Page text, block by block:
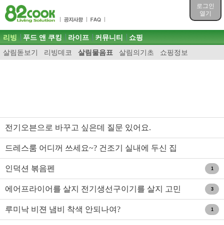
로그인
열기
목차
주메뉴 바로가기
컨텐츠 바로가기
검색 바로가기
로그인 바로가기
주메뉴
리빙
살림돋보기 리빙데코 살림물음표 살림의기초 쇼핑정보
푸드 앤 쿠킹 라이프 커뮤니티 쇼핑
전기오븐으로 바꾸고 싶은데 질문 있어요.
드레스룸 어디꺼 쓰세요~? 건조기 실내에 두신 집
있으세요?
인덕션 볶음펜 1
에어프라이어를 살지 전기생선구이기를 살지 고민
되요.
3
루미낙 비젼 냄비 착색 안되나여? 1